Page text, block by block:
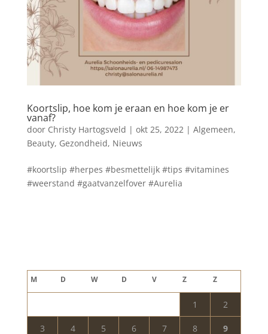
Koortslip, hoe kom je eraan en hoe kom je er
vanaf?
door Christy Hartogsveld | okt 25, 2022| Algemeen,
Beauty, Gezondheid, Nieuws
#koortslip #herpes #besmettelijk #tips #vitamines
#weerstand #gaatvanzelfover #Aurelia
M D W D V Z Z
1 2
3 4 5 6 7 8 9